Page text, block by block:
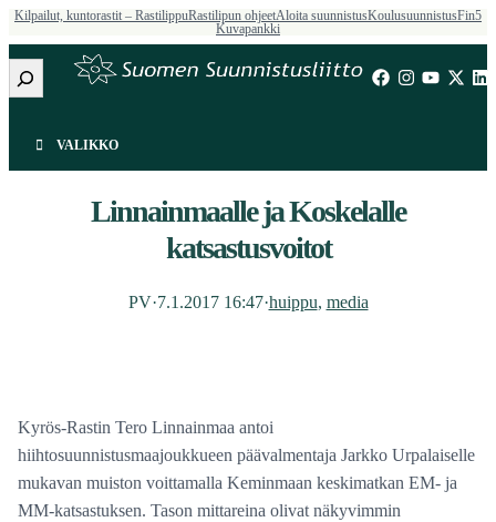
Kilpailut, kuntorastit – RastilippuRastilipun ohjeetAloita suunnistusKoulusuunnistusFin5
Kuvapankki
Etsi
VALIKKO
Linnainmaalle ja Koskelalle
katsastusvoitot
PV·7.1.2017 16:47·huippu, media
Kyrös-Rastin Tero Linnainmaa antoi
hiihtosuunnistusmaajoukkueen päävalmentaja Jarkko Urpalaiselle
mukavan muiston voittamalla Keminmaan keskimatkan EM- ja
MM-katsastuksen. Tason mittareina olivat näkyvimmin